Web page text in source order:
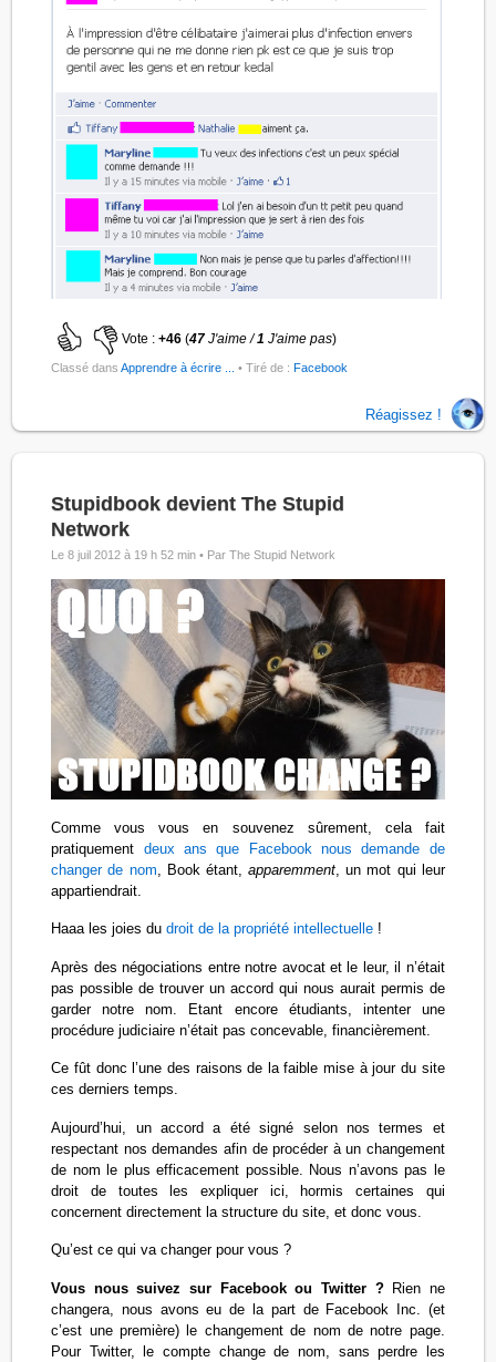
Vote :+46 (47J'aime /1 J'aime pas)
Classé dansApprendre à écrire ... • Tiré de :Facebook
Réagissez !
Stupidbook devient The Stupid
Network
Le 8 juil 2012 à 19 h 52 min • Par The Stupid Network
Comme vous vous en souvenez sûrement, cela fait
pratiquement deux ans que Facebook nous demande de
changer de nom , Book étant,apparemment , un mot qui leur
appartiendrait.
Haaa les joies dudroit de la propriété intellectuelle !
Après des négociations entre notre avocat et le leur, il n’était
pas possible de trouver un accord qui nous aurait permis de
garder notre nom. Etant encore étudiants, intenter une
procédure judiciaire n’était pas concevable, financièrement.
Ce fût donc l’une des raisons de la faible mise à jour du site
ces derniers temps.
Aujourd’hui, un accord a été signé selon nos termes et
respectant nos demandes afin de procéder à un changement
de nom le plus efficacement possible. Nous n’avons pas le
droit de toutes les expliquer ici, hormis certaines qui
concernent directement la structure du site, et donc vous.
Qu’est ce qui va changer pour vous ?
Vous nous suivez sur Facebook ou Twitter ?Rien ne
changera, nous avons eu de la part de Facebook Inc. (et
c’est une première) le changement de nom de notre page.
Pour Twitter, le compte change de nom, sans perdre les